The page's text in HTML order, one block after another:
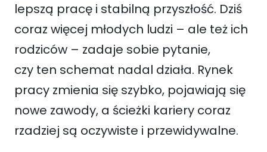
lepszą pracę i stabilną przyszłość. Dziś
coraz więcej młodych ludzi – ale też ich
rodziców – zadaje sobie pytanie,
czy ten schemat nadal działa. Rynek
pracy zmienia się szybko, pojawiają się
nowe zawody, a ścieżki kariery coraz
rzadziej są oczywiste i przewidywalne.